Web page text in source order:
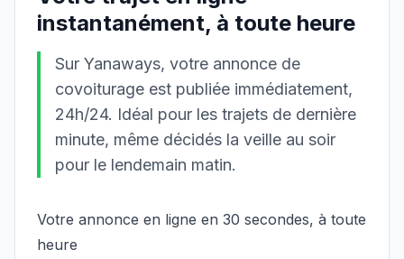
instantanément, à toute heure
Sur Yanaways, votre annonce de
covoiturage est publiée immédiatement,
24h/24. Idéal pour les trajets de dernière
minute, même décidés la veille au soir
pour le lendemain matin.
Votre annonce en ligne en 30 secondes, à toute
heure